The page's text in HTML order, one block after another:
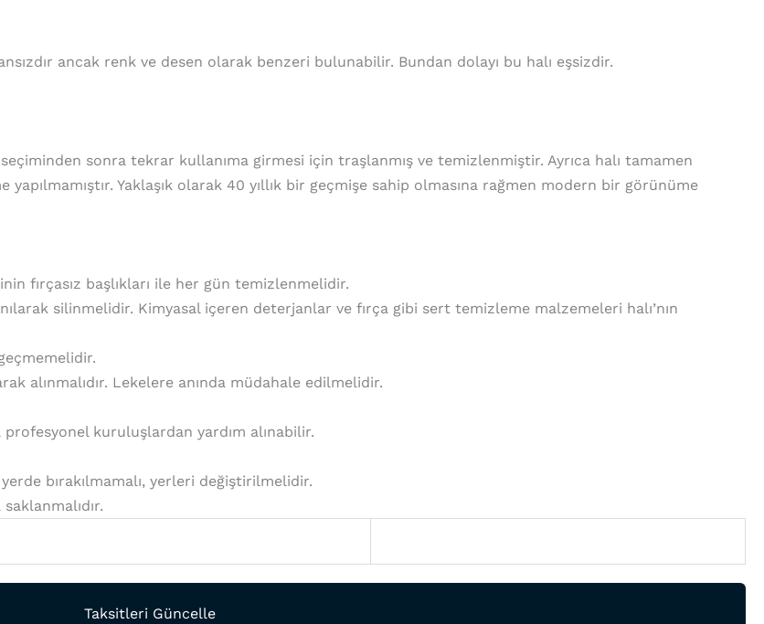
ancak renk ve desen olarak benzeri bulunabilir. Bundan dolayı bu halı eşsizdir.
sonra tekrar kullanıma girmesi için traşlanmış ve temizlenmiştir. Ayrıca halı tamamen
Yaklaşık olarak 40 yıllık bir geçmişe sahip olmasına rağmen modern bir görünüme
fırçasız başlıkları ile her gün temizlenmelidir.
silinmelidir. Kimyasal içeren deterjanlar ve fırça gibi sert temizleme malzemeleri halı’nın
alınmalıdır. Lekelere anında müdahale edilmelidir.
kuruluşlardan yardım alınabilir.
bırakılmamalı, yerleri değiştirilmelidir.
Taksitleri Güncelle